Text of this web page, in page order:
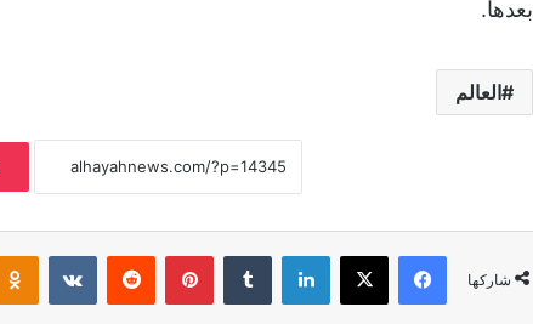
بعدها.
العالم
شاركها
فيسبوك لينكدإن بينتيريست